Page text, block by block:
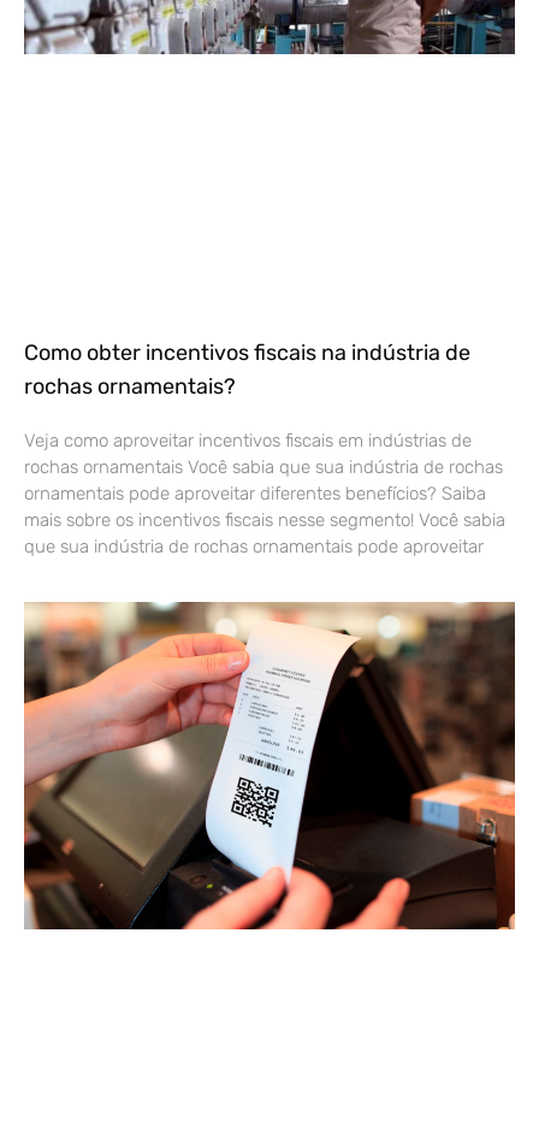
Como obter incentivos fiscais na indústria de
rochas ornamentais?
Veja como aproveitar incentivos fiscais em indústrias de
rochas ornamentais Você sabia que sua indústria de rochas
ornamentais pode aproveitar diferentes benefícios? Saiba
mais sobre os incentivos fiscais nesse segmento! Você sabia
que sua indústria de rochas ornamentais pode aproveitar